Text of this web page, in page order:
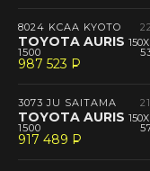
8024 KCAA KYOTO
TOYOTA AURIS
1500
987 523 P
--
3073 JU SAITAMA
TOYOTA AURIS 150X
1500
917 489 P
--